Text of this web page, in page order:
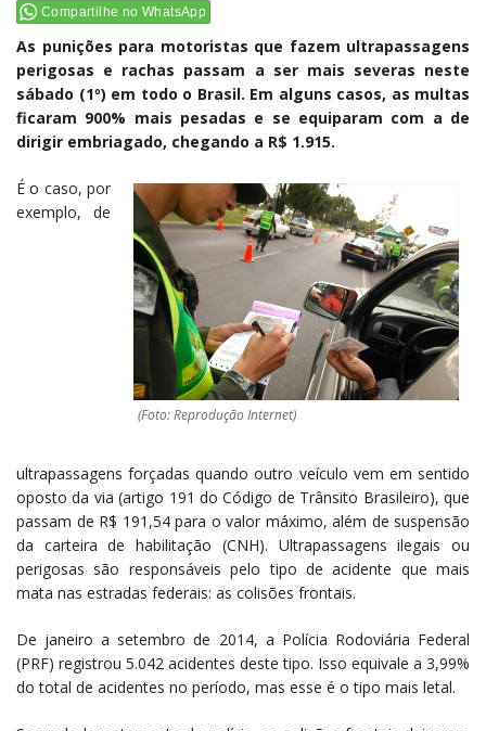
Compartilhe no WhatsApp
As punições para motoristas que fazem ultrapassagens
perigosas e rachas passam a ser mais severas neste
sábado (1º) em todo o Brasil. Em alguns casos, as multas
ficaram 900% mais pesadas e se equiparam com a de
dirigir embriagado, chegando a R$ 1.915.
(Foto: Reprodução Internet)
É o caso, por
exemplo, de
ultrapassagens forçadas quando outro veículo vem em sentido
oposto da via (artigo 191 do Código de Trânsito Brasileiro), que
passam de R$ 191,54 para o valor máximo, além de suspensão
da carteira de habilitação (CNH). Ultrapassagens ilegais ou
perigosas são responsáveis pelo tipo de acidente que mais
mata nas estradas federais: as colisões frontais.
De janeiro a setembro de 2014, a Polícia Rodoviária Federal
(PRF) registrou 5.042 acidentes deste tipo. Isso equivale a 3,99%
do total de acidentes no período, mas esse é o tipo mais letal.